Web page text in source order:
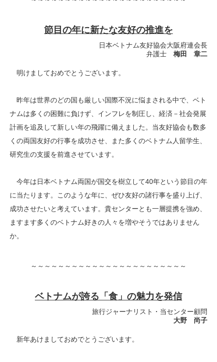
節目の年に新たな友好の推進を
日本ベトナム友好協会大阪府連会長
弁護士 梅田 章二
明けましておめでとうございます。
昨年は世界のどの国も厳しい国際不況に悩まされる中で、ベト
ナムは多くの困難に負けず、インフレを制圧し、経済－社会発展
計画を追及して新しい年の飛躍に備えました。当友好協会も数多
くの両国友好の行事を成功させ、また多くのベトナム人留学生、
研究生の支援を前進させています。
今年は日本ベトナム両国が国交を樹立して40年という節目の年
に当たります。このような年に、ぜひ友好の諸行事を盛り上げ、
成功させたいと考えています。貴センターとも一層提携を強め、
ますます多くのベトナム好きの人々を増やそうではありません
か。
～～～～～～～～～～～～～～～～～～～～～～～
ベトナムが誇る「食」の魅力を発信
旅行ジャーナリスト・当センター顧問
大野 尚子
新年あけましておめでとうございます。